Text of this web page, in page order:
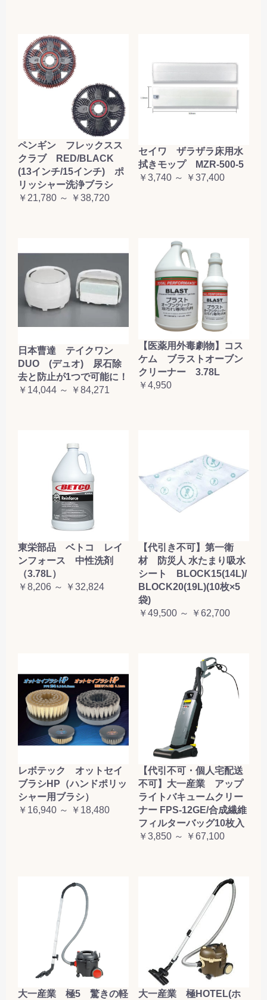
ペンギン フレックスス
クラブ RED/BLACK
(13インチ/15インチ) ポ
リッシャー洗浄ブラシ
￥21,780 ～ ￥38,720
セイワ ザラザラ床用水
拭きモップ MZR-500-5
￥3,740 ～ ￥37,400
日本曹達 テイクワン
DUO (デュオ) 尿石除
去と防止が1つで可能に！
￥14,044 ～ ￥84,271
【医薬用外毒劇物】コス
ケム ブラストオーブン
クリーナー 3.78L
￥4,950
東栄部品 ベトコ レイ
ンフォース 中性洗剤
（3.78L）
￥8,206 ～ ￥32,824
【代引き不可】第一衛
材 防災人 水たまり吸水
シート BLOCK15(14L)/
BLOCK20(19L)(10枚×5
袋)
￥49,500 ～ ￥62,700
レボテック オットセイ
ブラシHP（ハンドポリッ
シャー用ブラシ）
￥16,940 ～ ￥18,480
【代引不可・個人宅配送
不可】大一産業 アップ
ライトバキュームクリー
ナー FPS-12GE/合成繊維
フィルターバッグ10枚入
￥3,850 ～ ￥67,100
大一産業 極5 驚きの軽
大一産業 極HOTEL(ホ